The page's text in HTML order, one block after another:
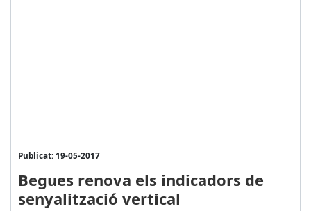
Publicat: 19-05-2017
Begues renova els indicadors de
senyalització vertical